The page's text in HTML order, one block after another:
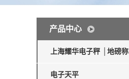
产品中心
上海耀华电子秤 │地磅称
电子天平